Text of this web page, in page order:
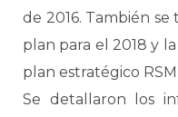
de 2016. También
plan para el 2018 y
plan estratégico
Se detallaron los